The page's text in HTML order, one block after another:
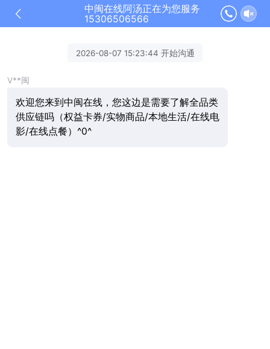
中闽在线阿汤正在为您服务
15306506566
2026-08-07 15:23:44 开始沟通
V**闽
欢迎您来到中闽在线，您这边是需要了解全品类
供应链吗（权益卡券/实物商品/本地生活/在线电
影/在线点餐）^0^